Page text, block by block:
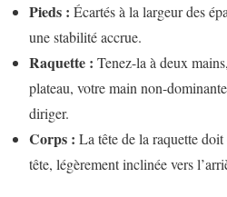
Pieds : Écartés à la largeur des
une stabilité accrue.
Raquette : Tenez-la à deux
plateau, votre main non-
diriger.
Corps : La tête de la raquette
tête, légèrement inclinée vers